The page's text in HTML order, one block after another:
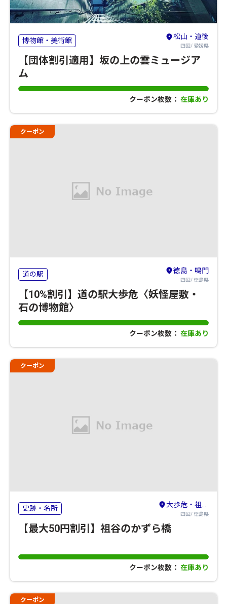
博物館・美術館 松山・道後
四国/ 愛媛県
【団体割引適用】坂の上の雲ミュージア
ム
クーポン枚数： 在庫あり
クーポン
道の駅 徳島・鳴門
四国/ 徳島県
【10%割引】道の駅大歩危〈妖怪屋敷・
石の博物館〉
クーポン枚数： 在庫あり
クーポン
史跡・名所 大歩危・祖谷・剣山・吉野川
四国/ 徳島県
【最大50円割引】祖谷のかずら橋
クーポン枚数： 在庫あり
クーポン